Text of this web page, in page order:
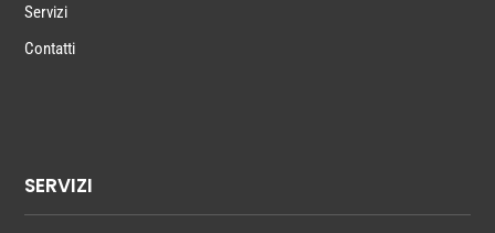
Servizi
Contatti
SERVIZI